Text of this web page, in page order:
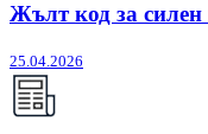
Жълт код за силен
25.04.2026